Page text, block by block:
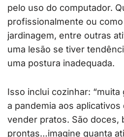
pelo uso do computador.
profissionalmente ou
jardinagem, entre outras
uma lesão se tiver
uma postura inadequada.
Isso inclui cozinhar:
a pandemia aos
vender pratos. São doces,
prontas…imagine quanta